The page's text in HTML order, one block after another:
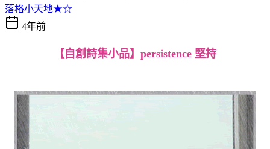
落格小天地★☆
4年前
【自創詩集小品】persistence 堅持